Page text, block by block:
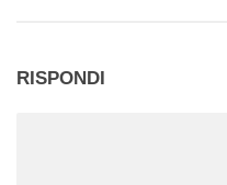
RISPONDI